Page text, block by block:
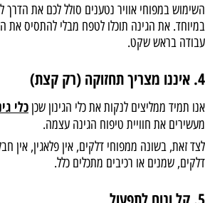
השימוש במפוחי אוויר נטענים סולל לכם את
במיוחד. את הגינה תוכלו לטפח מבלי להתסיס
עבודה בראש שקט.
4. איננו מצריך תחזוקה (רק קצת)
אנו תמיד ממליצים לנקות את כלי הגינון שכן כלי
מעשירים את חוויית טיפוח הגינה עצמה.
לצד זאת, בשונה ממפוחי דלקים, אין פלאגין, אין
דלקים, שמנים או רכיבים מתכלים כלל.
5. קל ונוח לתפעול